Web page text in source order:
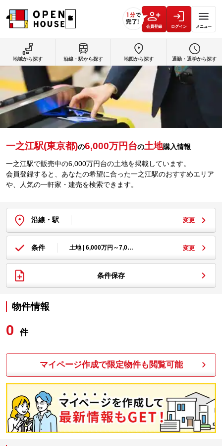
会員登録 ログイン メニュー
一之江駅(東京都)の6,000万円台の土地購入情報
一之江駅で販売中の6,000万円台の土地を掲載しています。
会員登録すると、あなたの希望に合った一之江駅のおすすめエリア
や、人気の一軒家・建売を検索できます。
沿線・駅 変更
条件 土地 | 6,000万円～7,0… 変更
条件保存
物件情報
0 件
マイページ作成で限定物件も閲覧可能
地域から探す 沿線・駅から探す 地図から探す 通勤・通学から探す